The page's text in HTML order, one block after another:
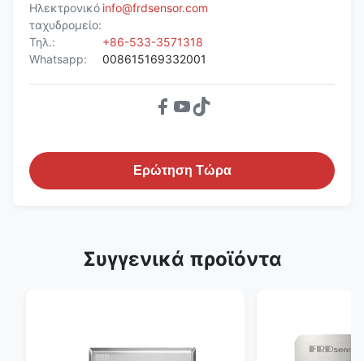
Ηλεκτρονικό
ταχυδρομείο:
info@frdsensor.com
Τηλ.:
+86-533-3571318
Whatsapp:
008615169332001
Ερώτηση Τώρα
Συγγενικά προϊόντα